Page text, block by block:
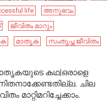
life
അനുഭവം
ജീവിതം മാറും
മാതൃക
സംതൃപ്ത ജീവിതം
കഥ|ഒരാളെ
ചില
മാറ്റിമറിച്ചേക്കാം.